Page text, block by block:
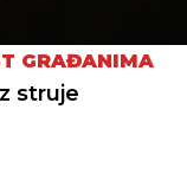
GRAĐANIMA
struje